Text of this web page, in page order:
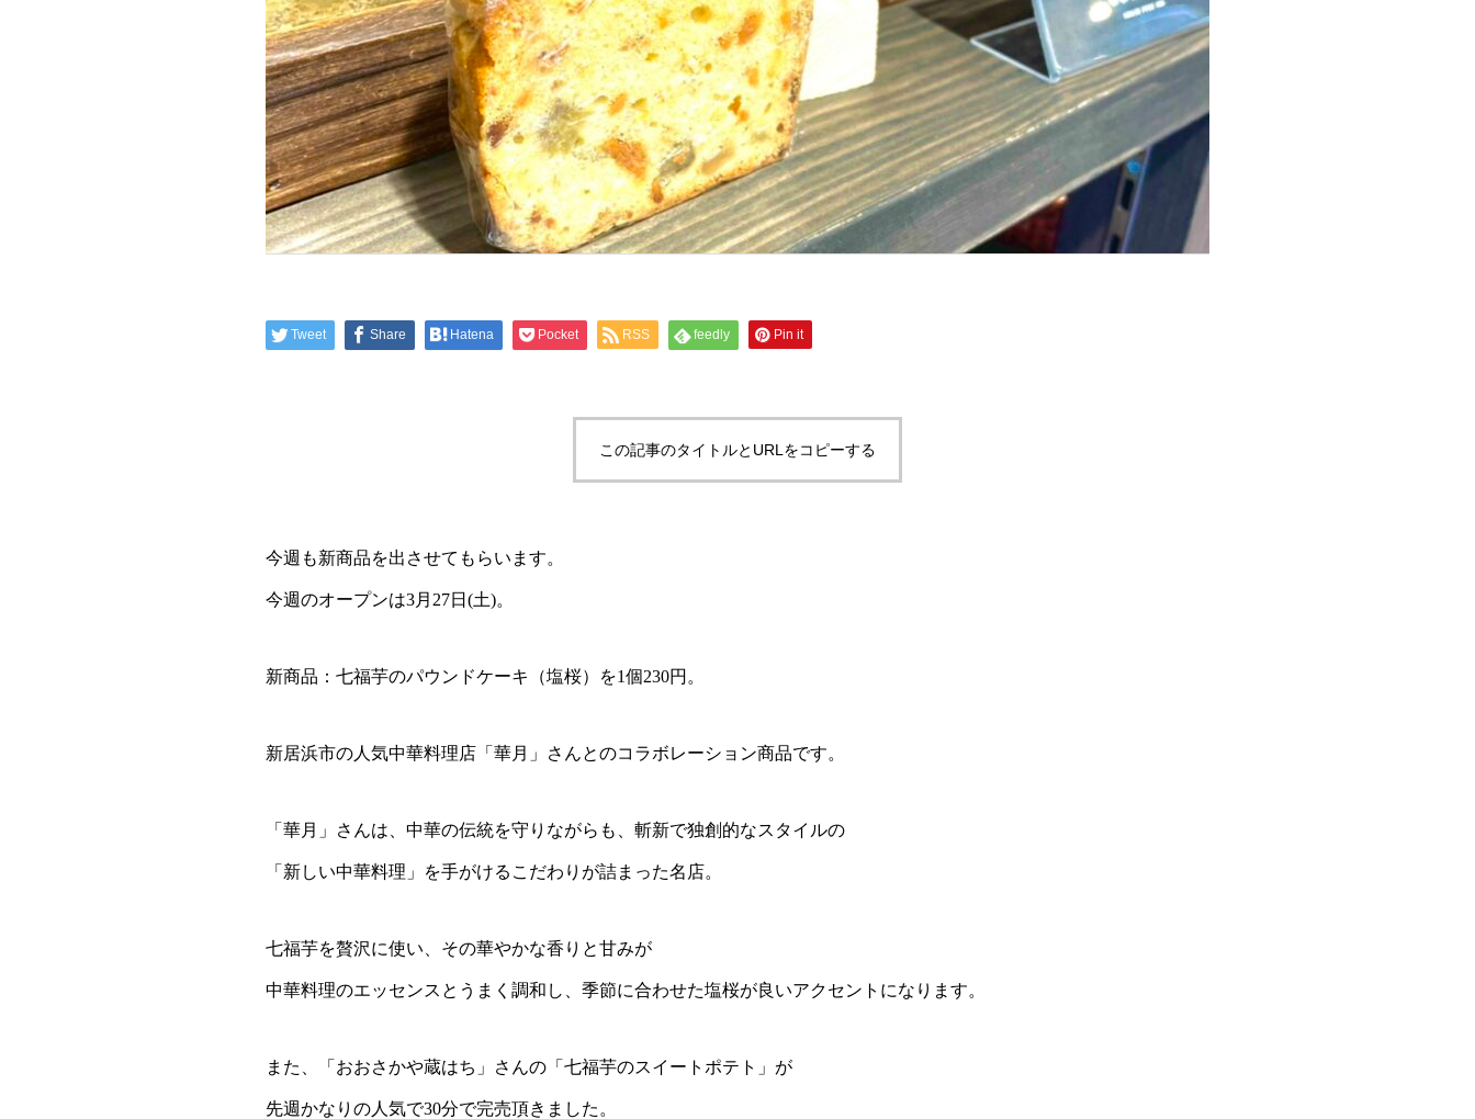
Tweet Share Hatena Pocket RSS feedly Pin it
この記事のタイトルとURLをコピーする
今週も新商品を出させてもらいます。
今週のオープンは3月27日(土)。
新商品：七福芋のパウンドケーキ（塩桜）を1個230円。
新居浜市の人気中華料理店「華月」さんとのコラボレーション商品です。
「華月」さんは、中華の伝統を守りながらも、斬新で独創的なスタイルの
「新しい中華料理」を手がけるこだわりが詰まった名店。
七福芋を贅沢に使い、その華やかな香りと甘みが
中華料理のエッセンスとうまく調和し、季節に合わせた塩桜が良いアクセントになります。
また、「おおさかや蔵はち」さんの「七福芋のスイートポテト」が
先週かなりの人気で30分で完売頂きました。